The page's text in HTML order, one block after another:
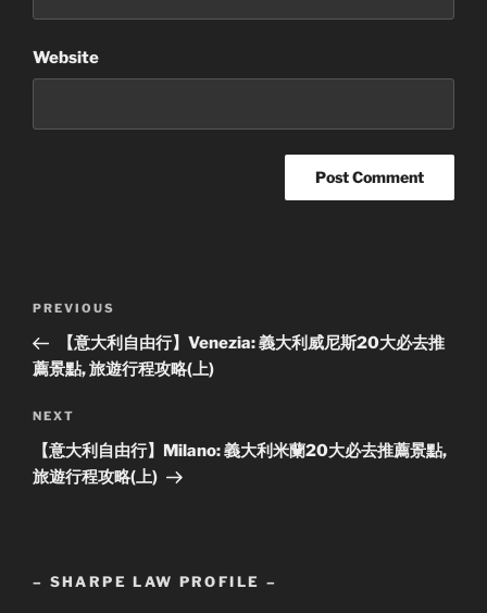
Website
Previous
Post
PREVIOUS
【意大利自由行】Venezia: 義大利威尼斯20大必去推
薦景點, 旅遊行程攻略(上)
Next
Post
NEXT
【意大利自由行】Milano: 義大利米蘭20大必去推薦景點,
旅遊行程攻略(上)
– SHARPE LAW PROFILE –